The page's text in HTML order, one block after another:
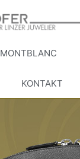
MONTBLANC
KONTAKT